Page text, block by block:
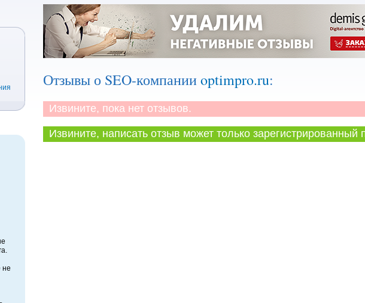
не
Отзывы о SEO-компанииoptimpro.ru:
Извините, пока нет отзывов.
Извините, написать отзыв может только зарегистрированный